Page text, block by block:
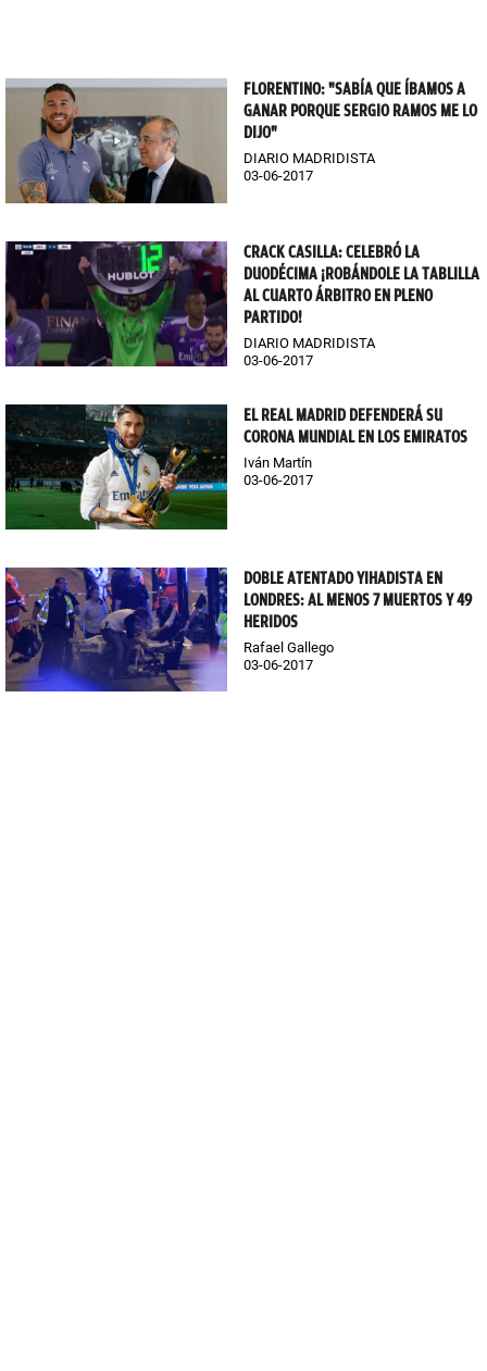
FLORENTINO: "SABÍA QUE ÍBAMOS A
GANAR PORQUE SERGIO RAMOS ME LO
DIJO"
DIARIO MADRIDISTA
03-06-2017
CRACK CASILLA: CELEBRÓ LA
DUODÉCIMA ¡ROBÁNDOLE LA TABLILLA
AL CUARTO ÁRBITRO EN PLENO
PARTIDO!
DIARIO MADRIDISTA
03-06-2017
EL REAL MADRID DEFENDERÁ SU
CORONA MUNDIAL EN LOS EMIRATOS
Iván Martín
03-06-2017
DOBLE ATENTADO YIHADISTA EN
LONDRES: AL MENOS 7 MUERTOS Y 49
HERIDOS
Rafael Gallego
03-06-2017